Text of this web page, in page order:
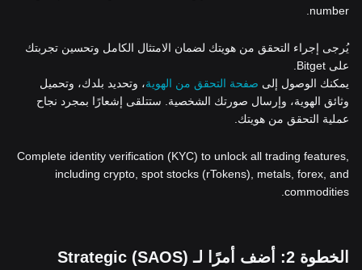
number.
يُرجى إجراء التحقق من هويتك لضمان الامتثال الكامل وتحسين تجربتك
على Bitget.
يمكنك الوصول إلى صفحة التحقق من الهوية، وتحديد بلدك، وتحميل
وثائق الهوية، وإرسال صورتك الشخصية. ستتلقى إشعارًا بمجرد نجاح
عملية التحقق من هويتك.
Complete identity verification (KYC) to unlock all trading features,
including crypto, spot stocks (rTokens), metals, forex, and
commodities.
الخطوة 2: أضف أمرًا لـ (SAOS) Strategic